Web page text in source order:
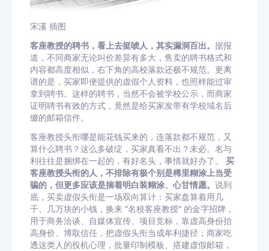
宋溪 插图
客座教授的聘书，看上去挺唬人，其实漏洞百出。 据报
道，不同商家无论叫价差异有多大，售卖的聘书格式和
内容都高度相似，右下角的高校落款还极不规范。更离
谱的是，买家即便提供的虚假个人资料，也照样能过审
拿到聘书。这样的聘书，当然不会被学校公示，而商家
证明聘书有效的方式，竟然是给买家发带有学校域名后
缀的邮箱信件。
客座教授头衔哪是能花钱买来的，连落款都不规范，又
算什么聘书？这么多破绽，买家真看不出？未必。名与
利往往是捆绑在一起的，有好名头，事情就好办了。 买
客座教授头衔的人，不排除有极个别是稀里糊涂上当受
骗的，但更多应该是揣着明白装糊涂、心甘情愿。 说到
底，买卖虚假头衔是一场双向算计：买家盘算着用几
千、几万块的小钱，换来 “名校客座教授” 的金字招牌，
用于商务洽谈、自媒体宣传、项目竞标，靠虚高身份抬
高身价、博取信任，把虚假头衔当成牟利捷径；商家吃
透这类人的投机心理，批量印制模板、搭建虚假邮箱，